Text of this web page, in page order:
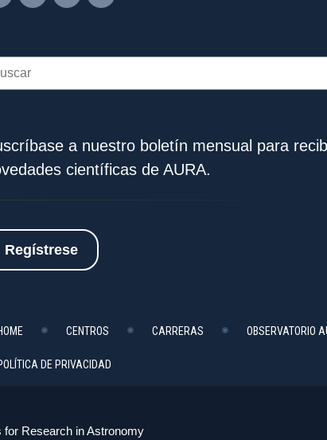
a nuestro boletín mensual para
científicas de AURA.
Regístrese
CENTROS CARRERAS OBSERVATORIO
DE PRIVACIDAD
Research in Astronomy